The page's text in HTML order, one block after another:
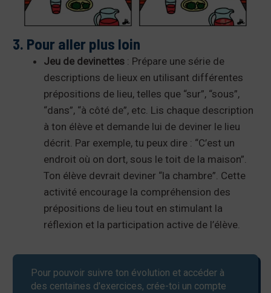
3. Pour aller plus loin
Jeu de devinettes : Prépare une série de
descriptions de lieux en utilisant différentes
prépositions de lieu, telles que “sur”, “sous”,
“dans”, “à côté de”, etc. Lis chaque description
à ton élève et demande lui de deviner le lieu
décrit. Par exemple, tu peux dire : “C’est un
endroit où on dort, sous le toit de la maison”.
Ton élève devrait deviner “la chambre”. Cette
activité encourage la compréhension des
prépositions de lieu tout en stimulant la
réflexion et la participation active de l’élève.
Pour pouvoir suivre ton évolution et accéder à
des centaines d'exercices, crée-toi un compte